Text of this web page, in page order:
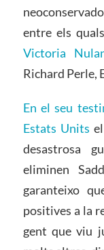
entre els
Victoria
Richard Perle,
En el seu
Estats Units
desastrosa
eliminen
garanteixo
positives a la
gent que viu